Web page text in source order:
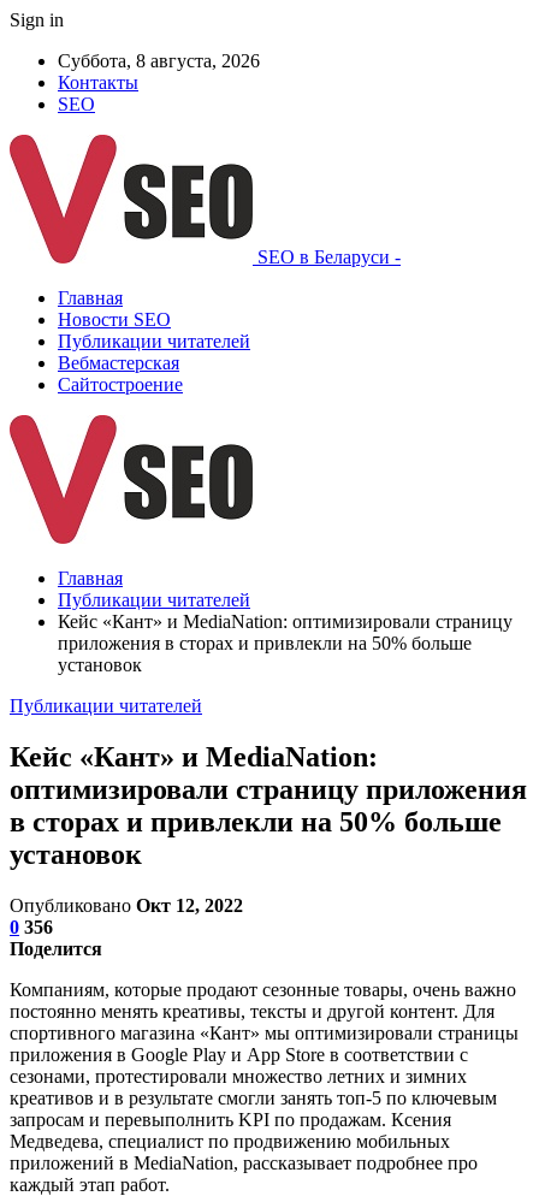
Sign in
Суббота, 8 августа, 2026
Контакты
SEO
SEO в Беларуси -
Главная
Новости SEO
Публикации читателей
Вебмастерская
Сайтостроение
Главная
Публикации читателей
Кейс «Кант» и MediaNation: оптимизировали страницу
приложения в сторах и привлекли на 50% больше
установок
Публикации читателей
Кейс «Кант» и MediaNation:
оптимизировали страницу приложения
в сторах и привлекли на 50% больше
установок
Опубликовано Окт 12, 2022
0 356
Поделится
Компаниям, которые продают сезонные товары, очень важно
постоянно менять креативы, тексты и другой контент. Для
спортивного магазина «Кант» мы оптимизировали страницы
приложения в Google Play и App Store в соответствии с
сезонами, протестировали множество летних и зимних
креативов и в результате смогли занять топ-5 по ключевым
запросам и перевыполнить KPI по продажам. Ксения
Медведева, специалист по продвижению мобильных
приложений в MediaNation, рассказывает подробнее про
каждый этап работ.